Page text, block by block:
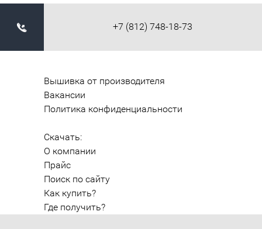
+7 (812) 748-18-73
Вышивка от производителя
Вакансии
Политика конфиденциальности
Скачать:
О компании
Прайс
Поиск по сайту
Как купить?
Где получить?